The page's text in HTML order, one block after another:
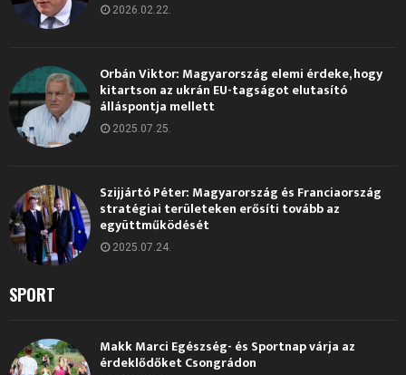
2026.02.22.
Orbán Viktor: Magyarország elemi érdeke, hogy
kitartson az ukrán EU-tagságot elutasító
álláspontja mellett
2025.07.25.
Szijjártó Péter: Magyarország és Franciaország
stratégiai területeken erősíti tovább az
együttműködését
2025.07.24.
SPORT
Makk Marci Egészség- és Sportnap várja az
érdeklődőket Csongrádon